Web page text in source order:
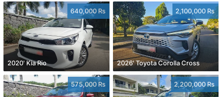
640,000 Rs
2020' Kia Rio
2,100,000 Rs
2026' Toyota Corolla Cross
575,000 Rs 2,200,000 Rs